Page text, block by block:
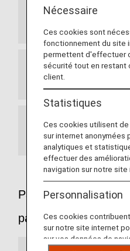
Q : Je ne peux pas
distances en raison de
Q : Puis-je enregistrer
électrique ?
Q : Puis-je emporter
béquilles à bord ?
Passagers ayant des
particuliers
Nécessaire
Ces cookies sont
fonctionnement du site
permettent d'effectuer
sécurité tout en
client.
Statistiques
Ces cookies utilisent
sur internet anonymées
analytiques et
effectuer des
navigation sur notre site
Personnalisation
Ces cookies
sur notre site internet
sur vos données de